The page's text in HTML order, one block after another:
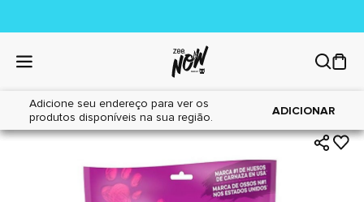
Adicione seu endereço para ver os
produtos disponíveis na sua região.
ADICIONAR
Home|Cães|Petiscos